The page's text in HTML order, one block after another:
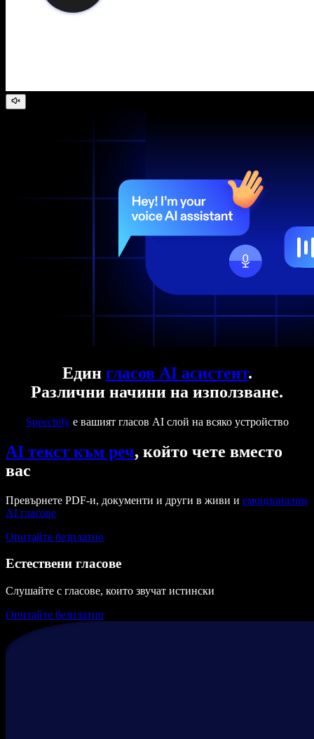
Един гласов AI асистент.
Различни начини на използване.
Speechifyе вашият гласов AI слой на всяко устройство
AI текст към реч, който чете вместо
вас
Превърнете PDF-и, документи и други в живи и емоционални
AI гласове
Опитайте безплатно
Естествени гласове
Слушайте с гласове, които звучат истински
Опитайте безплатно